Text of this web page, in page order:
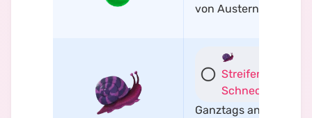
von Austern
Streifenhaus-
Schnecke
Ganztags an der